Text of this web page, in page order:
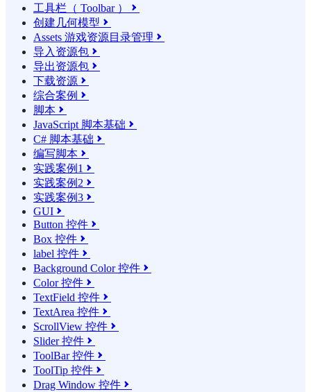
工具栏（ Toolbar ） 
创建几何模型 
Assets 游戏资源目录管理 
导入资源包 
导出资源包 
下载资源 
综合案例 
脚本 
JavaScript 脚本基础 
C# 脚本基础 
编写脚本 
实践案例1 
实践案例2 
实践案例3 
GUI 
Button 控件 
Box 控件 
label 控件 
Background Color 控件 
Color 控件 
TextField 控件 
TextArea 控件 
ScrollView 控件 
Slider 控件 
ToolBar 控件 
ToolTip 控件 
Drag Window 控件 